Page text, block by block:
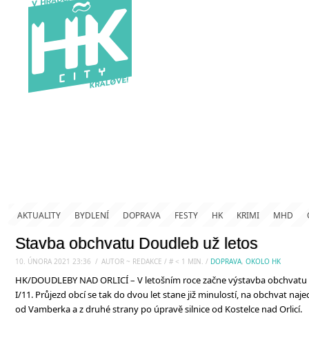
AKTUALITY BYDLENÍ DOPRAVA FESTY HK KRIMI MHD
Stavba obchvatu Doudleb už letos
10. ÚNORA 2021 23:36 / AUTOR ~ REDAKCE / # < 1 MIN. / DOPRAVA, OKOLO HK
HK/DOUDLEBY NAD ORLICÍ – V letošním roce začne výstavba
I/11. Průjezd obcí se tak do dvou let stane již minulostí, na obchvat
od Vamberka a z druhé strany po úpravě silnice od Kostelce nad Orlicí.